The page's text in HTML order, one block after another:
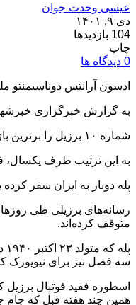
عیسی وحدت جوان
دی ۹, ۱۴۰۱
104 بازدیدها
چاپ
0 دیدگاه ها
ادسون آرانتس
به گزارش خبرگزاری خبرشهر، اسطوره برزیلی دنیای فوتبال
شماره ۱۰ برزیل را برترین بازیکن تاریخ فوتبال قلمداد می‌کنند. نزدیک‌ترین رقیب او دیه‌گو آرماندو مارادونا از آرژانتین سال گذشته بدرود حیات گفته بود.
به این ترتیب ظرف یکسال،
پله دوبار به ایران سفر کرده بود که هردو مرتبه پیش از وقوع
رسانه‌های برزیلی طی
متوقف کرده‌اند.
سه فصل نیز برای نیویورک کاسموس به
همین چند هفته قبل که جام